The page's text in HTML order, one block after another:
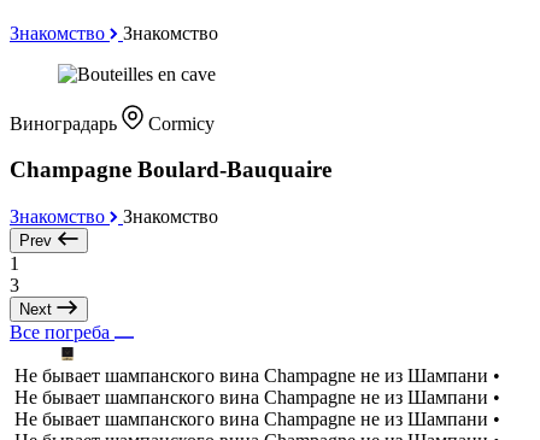
Знакомство Знакомство
Виноградарь Cormicy
Champagne Boulard-Bauquaire
Знакомство Знакомство
Prev
1
3
Next
Все погреба
Не бывает шампанского вина Champagne не из Шампани •
Не бывает шампанского вина Champagne не из Шампани •
Не бывает шампанского вина Champagne не из Шампани •